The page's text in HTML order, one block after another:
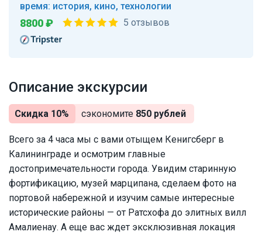
Описание экскурсии
Скидка 10% сэкономите 850 рублей
Всего за 4 часа мы с вами отыщем Кенигсберг в
Калининграде и осмотрим главные
достопримечательности города. Увидим старинную
фортификацию, музей марципана, сделаем фото на
портовой набережной и изучим самые интересные
исторические районы — от Ратсхофа до элитных вилл
Амалиенау. А еще вас ждет эксклюзивная локация
время: история, кино, технологии
8800 ₽ 5 отзывов